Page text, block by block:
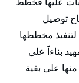
توصيل
لتنفيذ مخططها
بناءاََ على
على بقية